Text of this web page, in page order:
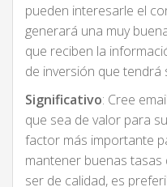
pueden interesarle el
generará una muy
que reciben la
de inversión que tendrá
Significativo: Cree
que sea de valor para
factor más importante
mantener buenas tasas
ser de calidad, es